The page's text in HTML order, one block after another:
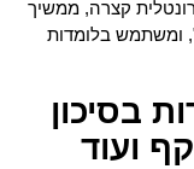
קצרה, ממשיך
ומשתמש בלומדות
בסיכון
ועוד